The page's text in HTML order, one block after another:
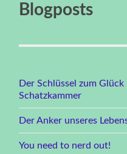
Blogposts
Der Schlüssel zum
Schatzkammer
Der Anker unseres
You need to nerd out!